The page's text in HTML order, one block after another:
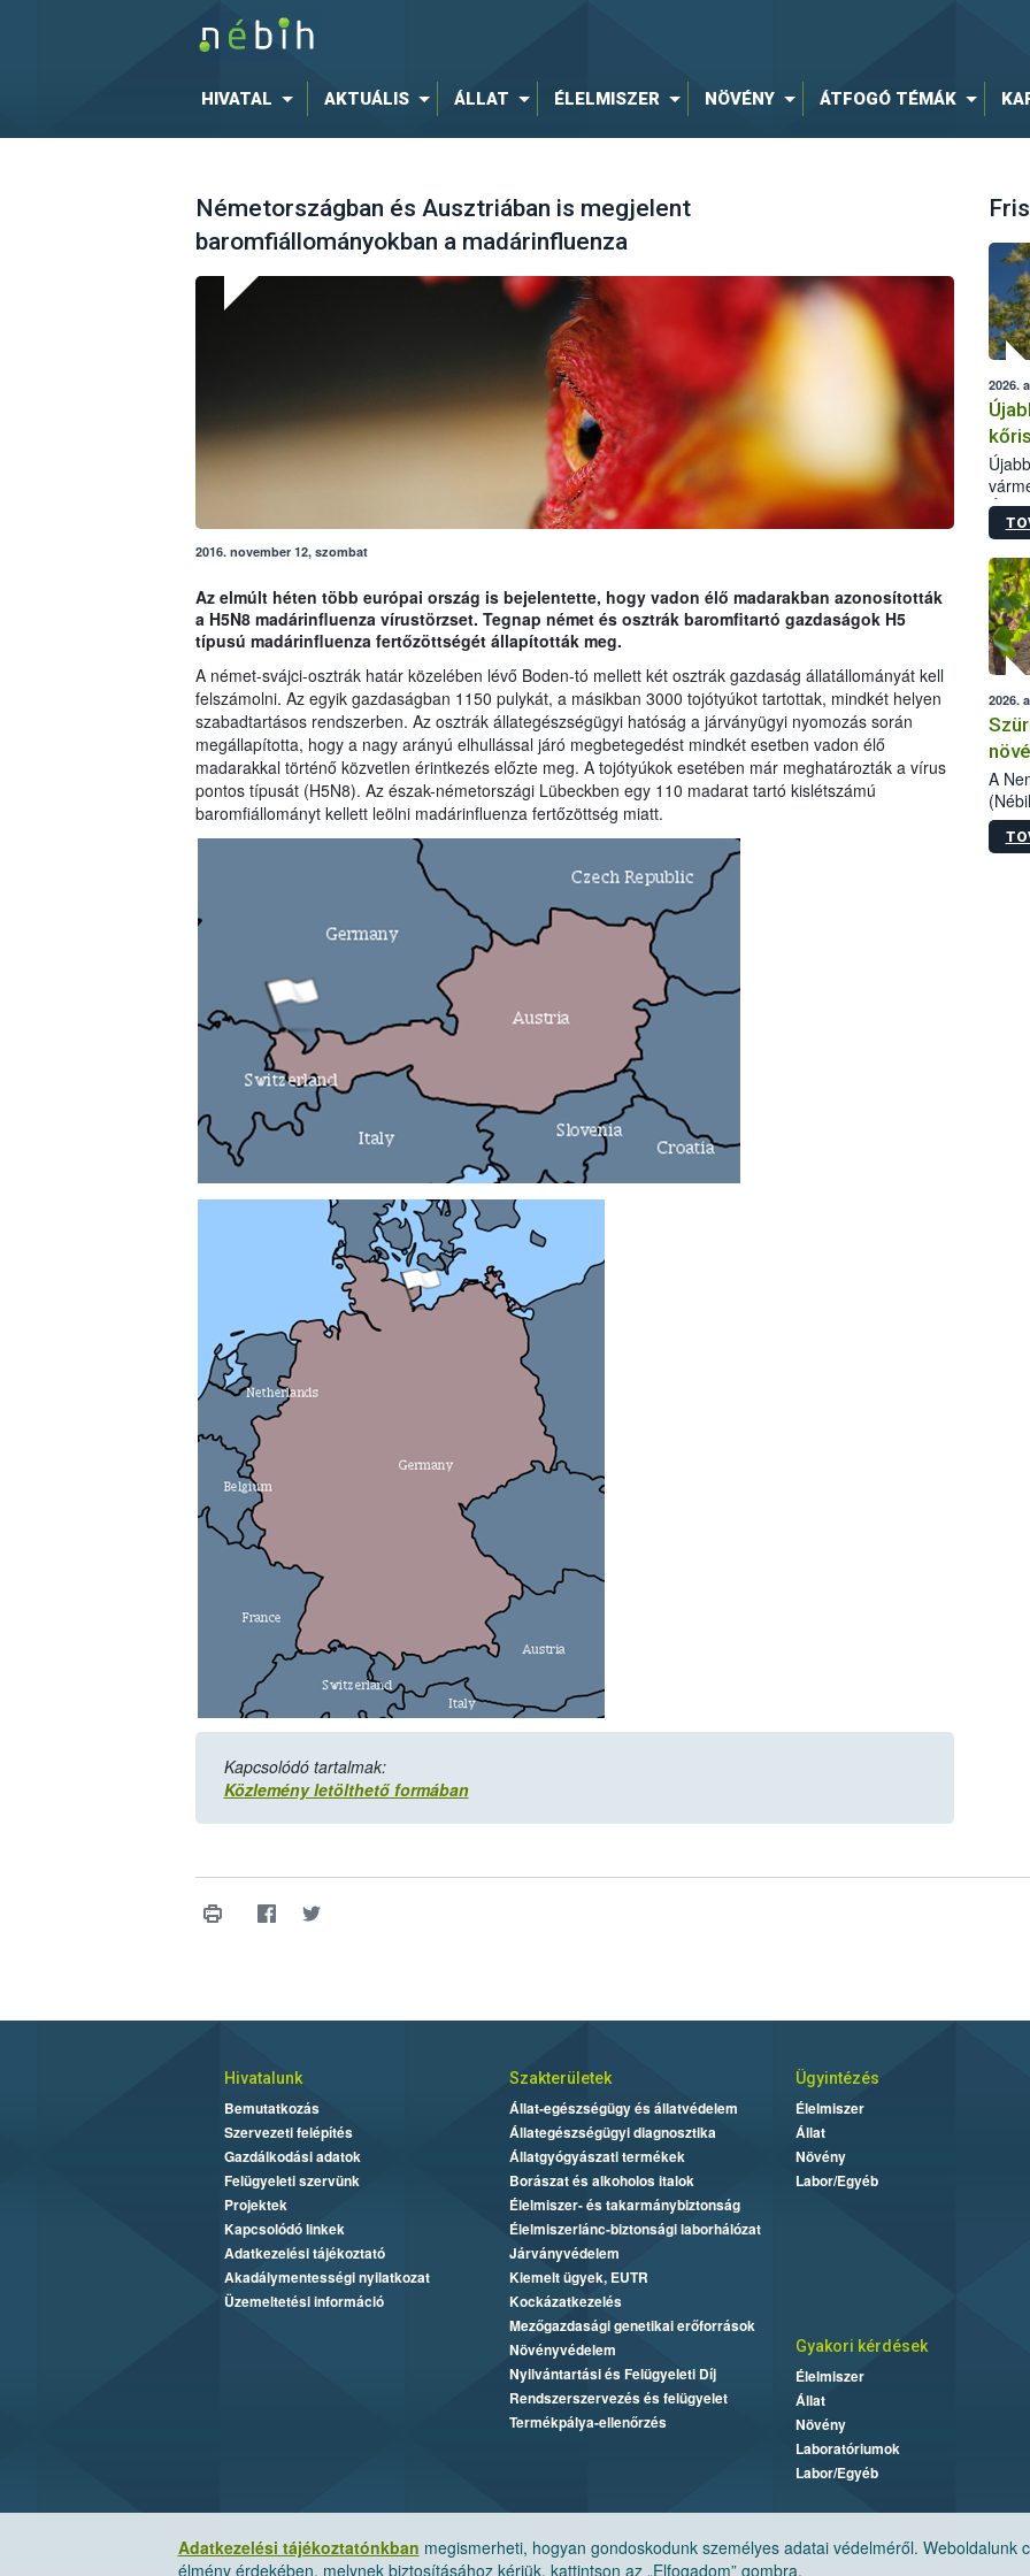
HIVATAL AKTUÁLIS ÁLLAT ÉLELMISZER NÖVÉNY ÁTFOGÓ TÉMÁK
Németországban és Ausztriában is megjelent
baromfiállományokban a madárinfluenza
2016. november 12, szombat
Az elmúlt héten több európai ország is bejelentette, hogy vadon élő madarakban azonosították
a H5N8 madárinfluenza vírustörzset. Tegnap német és osztrák baromfitartó gazdaságok H5
típusú madárinfluenza fertőzöttségét állapították meg.
A német-svájci-osztrák határ közelében lévő Boden-tó mellett két osztrák gazdaság állatállományát kell
felszámolni. Az egyik gazdaságban 1150 pulykát, a másikban 3000 tojótyúkot tartottak, mindkét helyen
szabadtartásos rendszerben. Az osztrák állategészségügyi hatóság a járványügyi nyomozás során
megállapította, hogy a nagy arányú elhullással járó megbetegedést mindkét esetben vadon élő
madarakkal történő közvetlen érintkezés előzte meg. A tojótyúkok esetében már meghatározták a vírus
pontos típusát (H5N8). Az észak-németországi Lübeckben egy 110 madarat tartó kislétszámú
baromfiállományt kellett leölni madárinfluenza fertőzöttség miatt.
Kapcsolódó tartalmak:
Közlemény letölthető formában
2026.
2026.
A
Adatkezelési tájékoztatónkban megismerheti, hogyan gondoskodunk személyes adatai védelméről. Weboldalunk
élmény érdekében, melynek biztosításához kérjük, kattintson az „Elfogadom” gombra.
Hivatalunk
Bemutatkozás
Szervezeti felépítés
Gazdálkodási adatok
Felügyeleti szervünk
Projektek
Kapcsolódó linkek
Adatkezelési tájékoztató
Akadálymentességi nyilatkozat
Üzemeltetési információ
Szakterületek
Állat-egészségügy és állatvédelem
Állategészségügyi diagnosztika
Állatgyógyászati termékek
Borászat és alkoholos italok
Élelmiszer- és takarmánybiztonság
Élelmiszerlánc-biztonsági laborhálózat
Járványvédelem
Kiemelt ügyek, EUTR
Kockázatkezelés
Mezőgazdasági genetikai erőforrások
Növényvédelem
Nyilvántartási és Felügyeleti Díj
Rendszerszervezés és felügyelet
Termékpálya-ellenőrzés
Ügyintézés
Élelmiszer
Állat
Növény
Labor/Egyéb
Gyakori kérdések
Élelmiszer
Állat
Növény
Laboratóriumok
Labor/Egyéb